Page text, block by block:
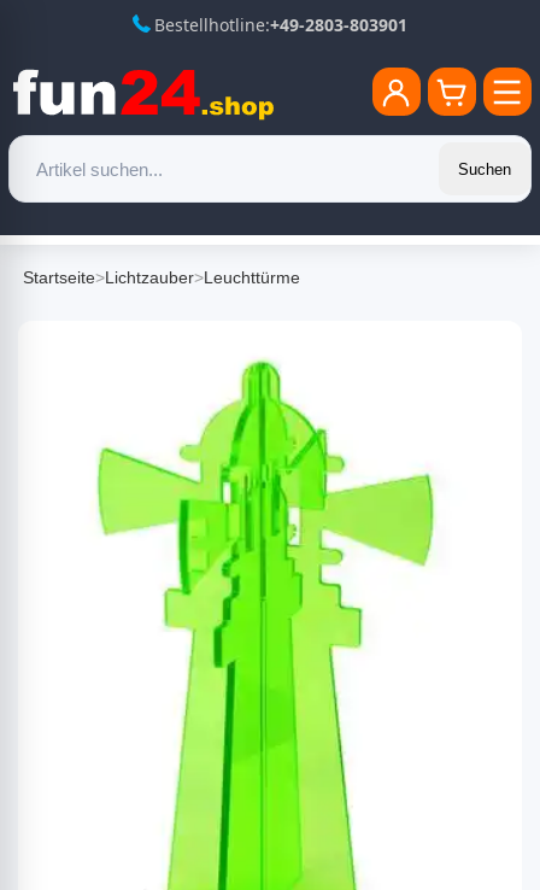
Bestellhotline:+49-2803-803901
Suchen
Startseite>Lichtzauber>Leuchttürme